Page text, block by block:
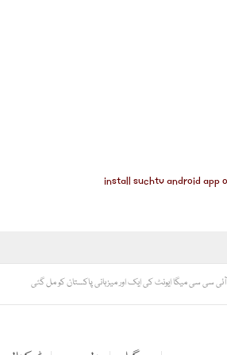
آئی سی سی میگا ایونٹ کی ایک اور میزبانی پاکستان کو مل گئی